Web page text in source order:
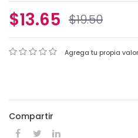
$13.65 $19.50
Agrega tu propia
Compartir